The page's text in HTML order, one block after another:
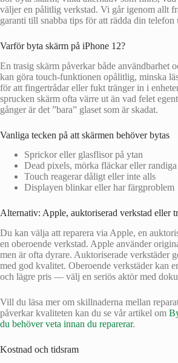
väljer en pålitlig verkstad. Vi går igenom allt
garanti till snabba tips för att rädda din telefon
Varför byta skärm på iPhone 12?
En trasig skärm påverkar både användbarhet
kan göra touch-funktionen opålitlig, minska
för att fingertrådar eller fukt tränger in i
sprucken skärm ofta värre ut än vad felet
gånger är det ”bara” glaset som är skadat.
Vanliga tecken på att skärmen behöver bytas
Sprickor eller glasflisor på ytan
Dead pixels, mörka fläckar eller
Touch reagerar dåligt eller inte alls
Displayen blinkar eller har färgproblem
Alternativ: Apple, auktoriserad verkstad eller
Du kan välja att reparera via Apple, en
en oberoende verkstad. Apple använder
men är ofta dyrare. Auktoriserade verkstäder
med god kvalitet. Oberoende verkstäder kan
och lägre pris — välj en seriös aktör med
Vill du läsa mer om skillnaderna mellan
påverkar kvaliteten kan du se vår artikel om
du behöver veta innan du reparerar.
Kostnad och tidsram